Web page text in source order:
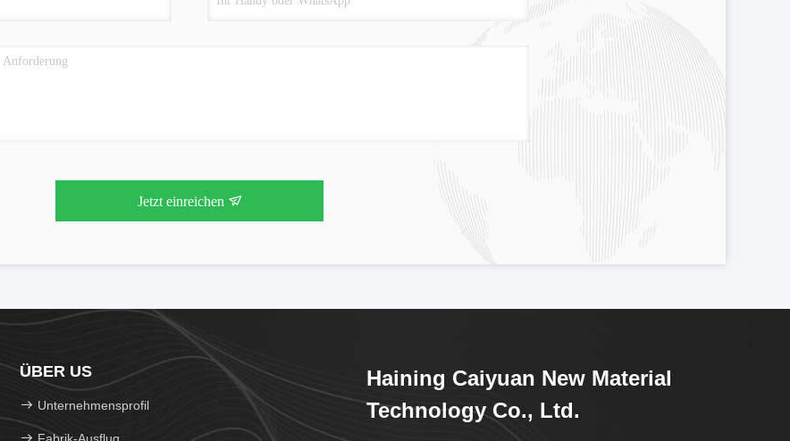
Jetzt einreichen
ÜBER US
Unternehmensprofil
Haining Caiyuan New Material
Technology Co., Ltd.